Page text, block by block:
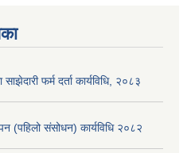
फर्म दर्ता कार्यविधि, २०८३
(पहिलो संसोधन) कार्यविधि २०८२